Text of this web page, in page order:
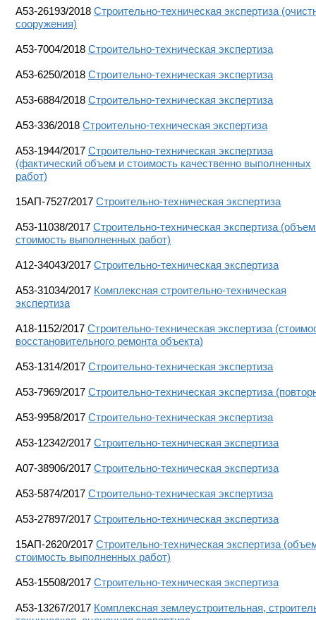
A53-26193/2018 Строительно-техническая экспертиза
сооружения)
A53-7004/2018 Строительно-техническая экспертиза
А53-6250/2018 Строительно-техническая экспертиза
А53-6884/2018 Строительно-техническая экспертиза
А53-336/2018 Строительно-техническая экспертиза
А53-1944/2017 Строительно-техническая экспертиза
(фактический объем и стоимость качественно выполненных
работ)
15АП-7527/2017 Строительно-техническая экспертиза
A53-11038/2017 Строительно-техническая экспертиза
стоимость выполненных работ)
A12-34043/2017 Строительно-техническая экспертиза
А53-31034/2017 Комплексная строительно-техническая
экспертиза
A18-1152/2017 Строительно-техническая экспертиза
восстановительного ремонта объекта)
А53-1314/2017 Строительно-техническая экспертиза
А53-7969/2017 Строительно-техническая экспертиза
A53-9958/2017 Строительно-техническая экспертиза
А53-12342/2017 Строительно-техническая экспертиза
A07-38906/2017 Строительно-техническая экспертиза
A53-5874/2017 Строительно-техническая экспертиза
A53-27897/2017 Строительно-техническая экспертиза
15АП-2620/2017 Строительно-техническая экспертиза
стоимость выполненных работ)
А53-15508/2017 Строительно-техническая экспертиза
А53-13267/2017 Комплексная землеустроительная,